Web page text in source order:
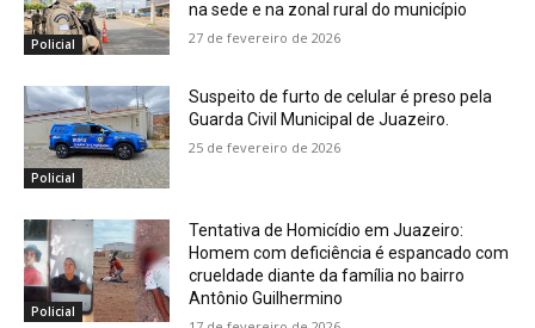
Policial
na sede e na zonal rural do município
27 de fevereiro de 2026
Policial
Suspeito de furto de celular é preso pela
Guarda Civil Municipal de Juazeiro.
25 de fevereiro de 2026
Policial
Tentativa de Homicídio em Juazeiro:
Homem com deficiência é espancado com
crueldade diante da família no bairro
Antônio Guilhermino